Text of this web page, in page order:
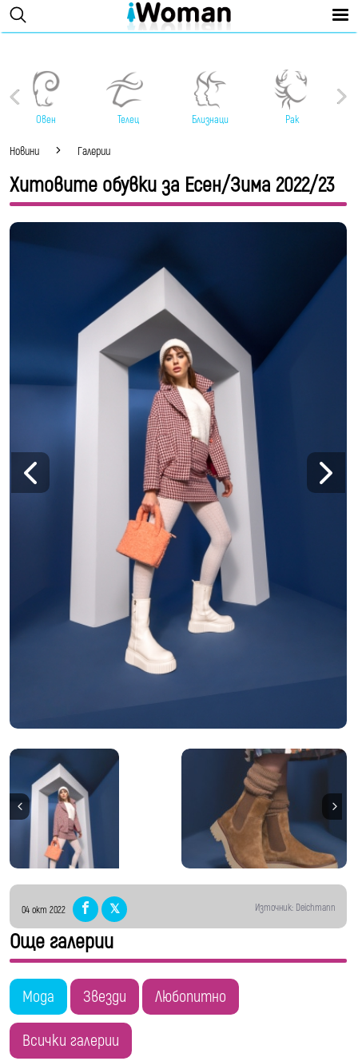
Овен Телец Близнаци Рак
Новини Галерии
Хитовите обувки за Есен/Зима 2022/23
Най-добрите трендове вече могат да бъдат
намерени по магазините, което означава, че
най-накрая можете да пазарувате
дизайните, на които сте „хвърлили око“. Още
по-хубава новина е, че имате удивителен
съучастник в това начинание! Кой друг обича
обувките толкова, колкото жените?
Deichmann, разбира се!
04 окт 2022 Източник: Deichmann
Още галерии
Мода Звезди Любопитно
Всички галерии